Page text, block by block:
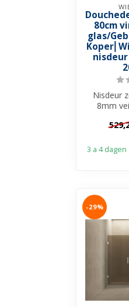
80cm
glas/
nisdeur
Nisdeur
8mm
3 a 4 dagen
-29%